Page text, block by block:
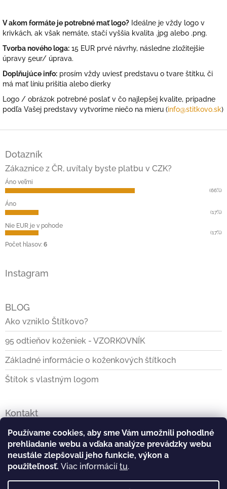
Používame cookies, aby sme Vám umožnili pohodlné
prehliadanie webu a vďaka analýze prevádzky webu
neustále zlepšovali jeho funkcie, výkon a
použiteľnosť. Viac informácií tu.
V akom formáte je potrebné mať logo? Ideálne je vždy logo v
krivkách, ak však nemáte, stačí vyššia kvalita .jpg alebo .png.
Tvorba nového loga: 15 EUR prvé návrhy, následne zložitejšie
úpravy 5eur/ úprava.
Doplňujúce info: prosím vždy uviesť predstavu o tvare štítku, či
má mať líniu prišitia alebo dierky
Logo / obrázok potrebné poslať v čo najlepšej kvalite, prípadne
podľa Vašej predstavy vytvoríme niečo na mieru (info@stitkovo.sk)
e
Dotazník
Zákaznice z ČR, uvítaly byste platbu v CZK?
Áno veľmi
(66%)
Áno
(17%)
Nie EUR je v pohode
(17%)
Počet hlasov: 6
Instagram
BLOG
Ako vzniklo Štítkovo?
95 odtieňov koženiek - VZORKOVNÍK
Základné informácie o koženkových štítkoch
Štítok s vlastným logom
Kontakt
info@stitkovo.sk
0903928140
https://www.facebook.com/Stitkovo.sk